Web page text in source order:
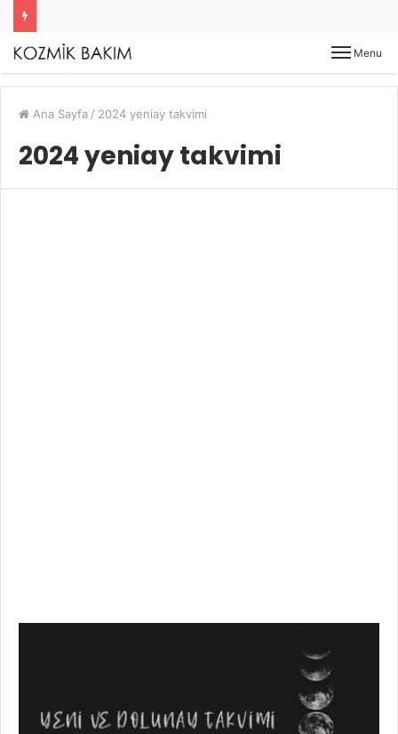
Menu
Ana Sayfa / 2024 yeniay takvimi
2024 yeniay takvimi